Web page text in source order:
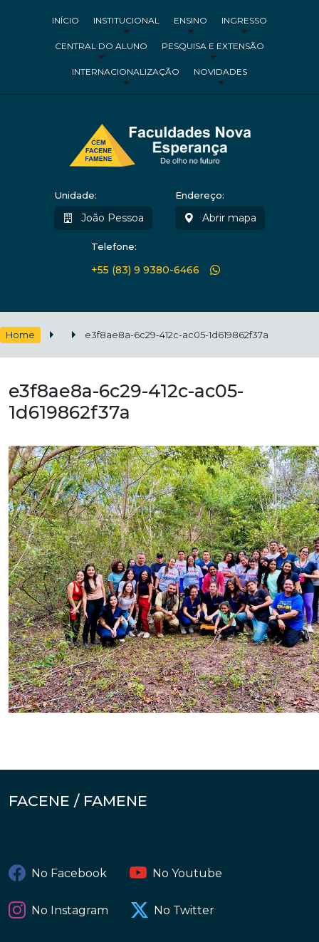
INÍCIO INSTITUCIONAL ENSINO INGRESSO
CENTRAL DO ALUNO PESQUISA E EXTENSÃO
INTERNACIONALIZAÇÃO NOVIDADES
Unidade:
João Pessoa
Endereço:
Abrir mapa
Telefone:
+55 (83) 9 9380-6466
Home e3f8ae8a-6c29-412c-ac05-1d619862f37a
e3f8ae8a-6c29-412c-ac05-
1d619862f37a
FACENE / FAMENE
No Facebook No Youtube
No Instagram No Twitter